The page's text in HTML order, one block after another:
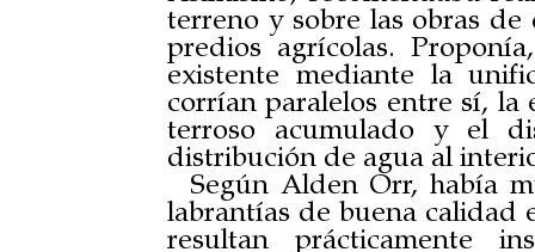
terreno y sobre las obras
predios agrícolas.
existente mediante la
corrían paralelos entre sí, la
terroso acumulado y el
distribución de agua al
Según Alden Orr, había
labrantías de buena calidad
resultan prácticamente